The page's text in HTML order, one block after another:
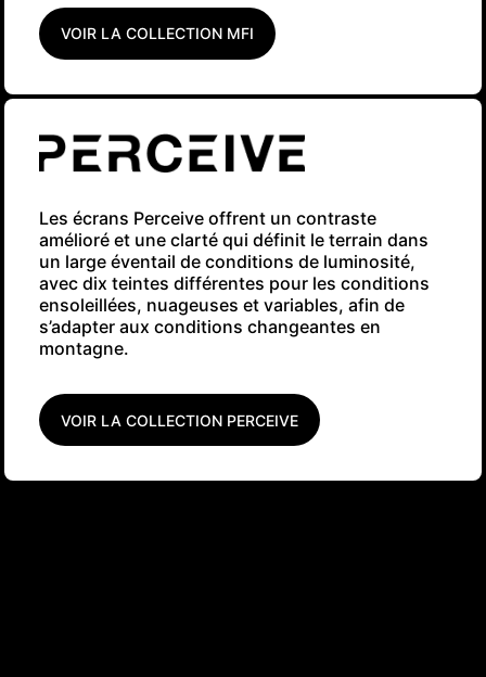
VOIR LA COLLECTION MFI
Les écrans Perceive offrent un contraste
amélioré et une clarté qui définit le terrain dans
un large éventail de conditions de luminosité,
avec dix teintes différentes pour les conditions
ensoleillées, nuageuses et variables, afin de
s’adapter aux conditions changeantes en
montagne.
VOIR LA COLLECTION PERCEIVE